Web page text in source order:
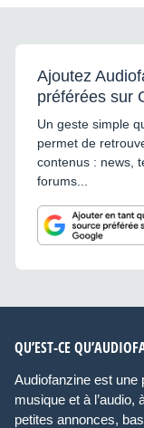
Ajoutez
préférées sur
Un geste simple
permet de
contenus : news,
forums...
QU’EST-CE
Audiofanzine est une
musique et à
petites annonces,